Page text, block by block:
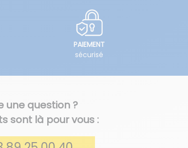
une question ?
sont là pour vous :
PAIEMENT
sécurisé